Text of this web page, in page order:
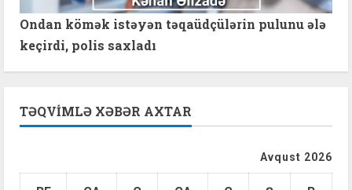
Ondan kömək istəyən təqaüdçülərin pulunu ələ
keçirdi, polis saxladı
TƏQVIMLƏ XƏBƏR AXTAR
Avqust 2026